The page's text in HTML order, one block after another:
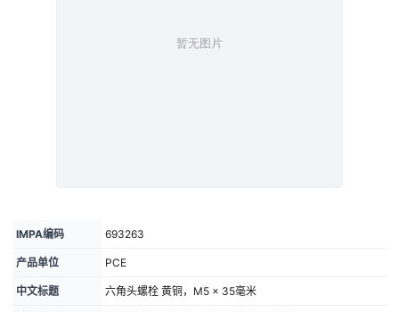
IMPA编码 693263
产品单位 PCE
中文标题 六角头螺栓 黄铜，M5 × 35毫米